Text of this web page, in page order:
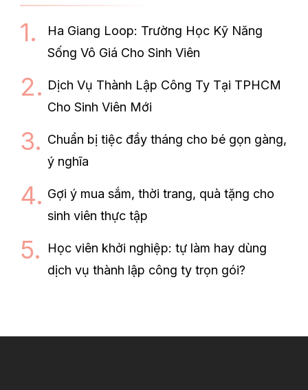
Ha Giang Loop: Trường Học Kỹ Năng
Sống Vô Giá Cho Sinh Viên
Dịch Vụ Thành Lập Công Ty Tại TPHCM
Cho Sinh Viên Mới
Chuẩn bị tiệc đầy tháng cho bé gọn gàng,
ý nghĩa
Gợi ý mua sắm, thời trang, quà tặng cho
sinh viên thực tập
Học viên khởi nghiệp: tự làm hay dùng
dịch vụ thành lập công ty trọn gói?